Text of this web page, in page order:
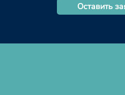
Оставить